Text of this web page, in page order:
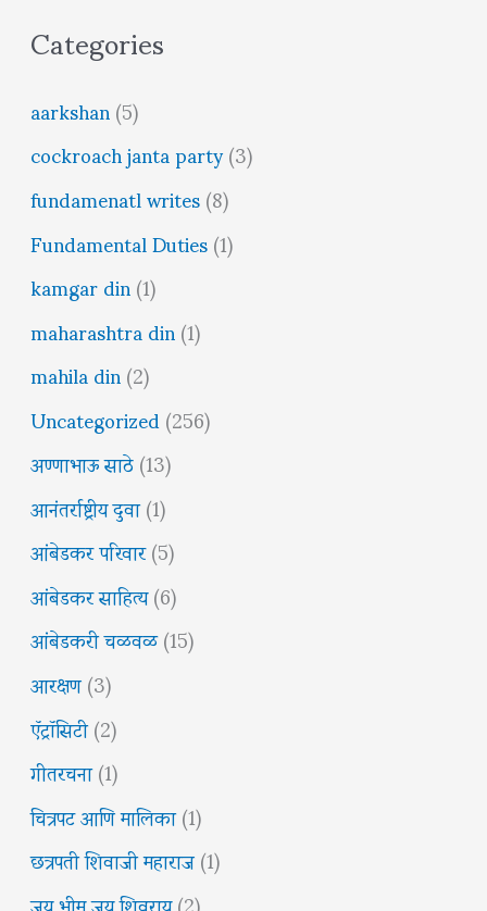
Categories
aarkshan(5)
cockroach janta party(3)
fundamenatl writes(8)
Fundamental Duties(1)
kamgar din(1)
maharashtra din(1)
mahila din(2)
Uncategorized(256)
अण्णाभाऊ साठे(13)
आनंतर्राष्ट्रीय दुवा(1)
आंबेडकर परिवार(5)
आंबेडकर साहित्य(6)
आंबेडकरी चळवळ(15)
आरक्षण(3)
ऍट्रॉसिटी(2)
गीतरचना(1)
चित्रपट आणि मालिका(1)
छत्रपती शिवाजी महाराज(1)